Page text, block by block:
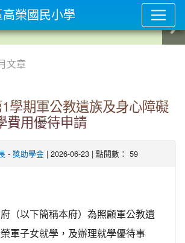
文章
學期軍公教遺族及身心障礙
費用優待申請
- 獎助學金| 2026-06-23 | 點閱數： 59
（以下簡稱本府）為照顧軍公教遺
軍子女就學，及辦理就學優待事
榮國民小學